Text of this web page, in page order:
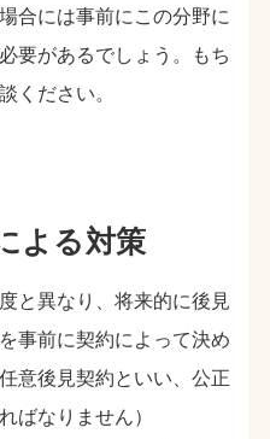
合には事前にこの分野に
要があるでしょう。もち
ください。
よる対策
と異なり、将来的に後見
事前に契約によって決め
意後見契約といい、公正
ばなりません）